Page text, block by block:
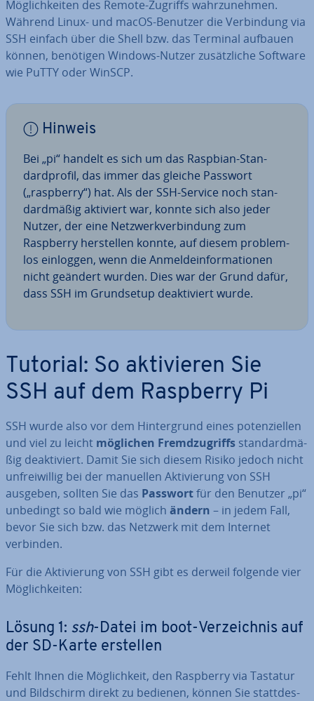
Mög­lich­kei­ten des Remote-Zugriffs wahr­zu­neh­men.
Während Linux- und macOS-Benutzer die Ver­bin­dung via
SSH einfach über die Shell bzw. das Terminal aufbauen
können, benötigen Windows-Nutzer zu­sätz­li­che Software
wie PuTTY oder WinSCP.
Hinweis
Bei „pi“ handelt es sich um das Raspbian-Stan­
dard­pro­fil, das immer das gleiche Passwort
(„raspberry“) hat. Als der SSH-Service noch stan­
dard­mä­ßig aktiviert war, konnte sich also jeder
Nutzer, der eine Netz­werk­ver­bin­dung zum
Raspberry her­stel­len konnte, auf diesem pro­blem­
los einloggen, wenn die An­mel­de­infor­ma­tio­nen
nicht geändert wurden. Dies war der Grund dafür,
dass SSH im Grund­set­up de­ak­ti­viert wurde.
Tutorial: So ak­ti­vie­ren Sie
SSH auf dem Raspberry Pi
SSH wurde also vor dem Hin­ter­grund eines po­ten­zi­el­len
und viel zu leicht möglichen Fremd­zu­griffs stan­dard­mä­
ßig de­ak­ti­viert. Damit Sie sich diesem Risiko jedoch nicht
un­frei­wil­lig bei der manuellen Ak­ti­vie­rung von SSH
ausgeben, sollten Sie das Passwortfür den Benutzer „pi“
unbedingt so bald wie möglich ändern – in jedem Fall,
bevor Sie sich bzw. das Netzwerk mit dem Internet
verbinden.
Für die Ak­ti­vie­rung von SSH gibt es derweil folgende vier
Mög­lich­kei­ten:
Lösung 1: ssh-Datei im boot-Ver­zeich­nis auf
der SD-Karte erstellen
Fehlt Ihnen die Mög­lich­keit, den Raspberry via Tastatur
und Bild­schirm direkt zu bedienen, können Sie statt­des­